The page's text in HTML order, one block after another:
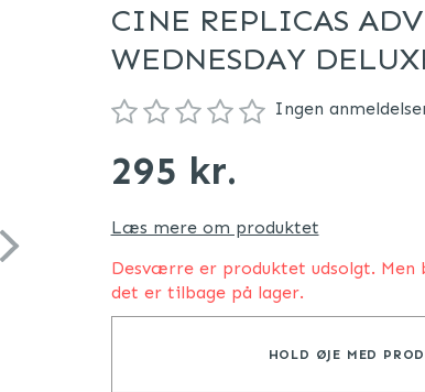
CINE REPLICAS
WEDNESDAY
Ingen
295 kr.
Læs mere om produktet
Desværre er produktet udsolgt. Men
det er tilbage på lager.
HOLD ØJE MED